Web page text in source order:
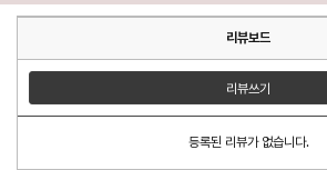
리뷰보드
리뷰쓰기
등록된 리뷰가 없습니다.